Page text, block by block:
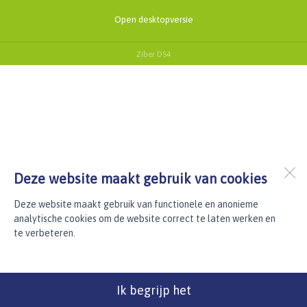
Deze website maakt gebruik van cookies
Deze website maakt gebruik van functionele en anonieme
analytische cookies om de website correct te laten werken en
te verbeteren.
Ik begrijp het
Open desktopversie
Ziber DS4